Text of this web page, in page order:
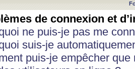
de connexion et
ne puis-je pas me
suis-je
puis-je empêcher